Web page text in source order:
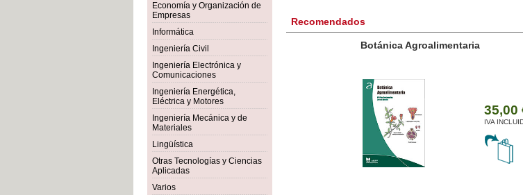
Economía y Organización de
Empresas
Informática
Ingeniería Civil
Ingeniería Electrónica y
Comunicaciones
Ingeniería Energética,
Eléctrica y Motores
Ingeniería Mecánica y de
Materiales
Lingüística
Otras Tecnologías y Ciencias
Aplicadas
Varios
Recomendados
Botánica Agroalimentaria
35,00 €
IVA INCLUIDO